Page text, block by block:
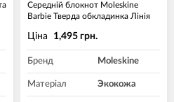
Середній блокнот Moleskine
Barbie Тверда обкладинка Лінія
Ціна 1,495 грн.
Бренд Moleskine
Матеріал Экокожа